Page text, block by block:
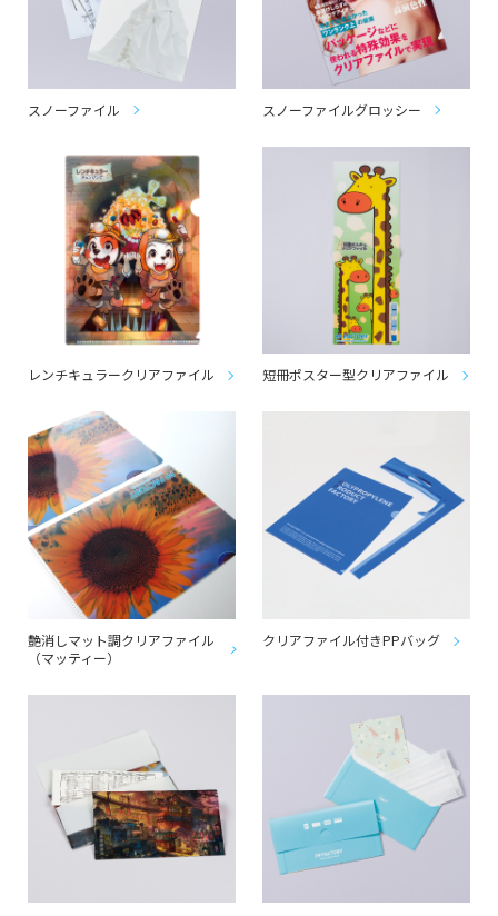
スノーファイル スノーファイルグロッシー
レンチキュラークリアファイル 短冊ポスター型クリアファイル
艶消しマット調クリアファイル
（マッティー）
クリアファイル付きPPバッグ